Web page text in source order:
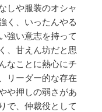
しや服装のオシャ
く、いったんやる
強い意志を持って
、甘えん坊だと思
なことに熱心にチ
リーダー的な存在
や押しの弱さがあ
で、仲裁役として